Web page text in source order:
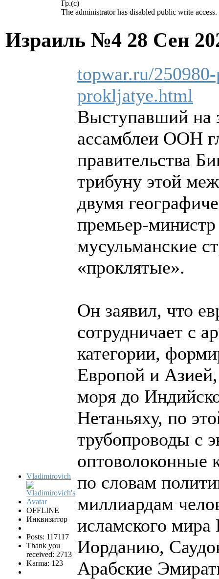
Гр.(с)
The administrator has disabled public write access.
Израиль №4 28 Сен
Vladimirovich
OFFLINE
Инквизитор
Posts: 117117
Thank you
received: 2713
Karma: 123
topwar.ru/
prokljatye.html
Выступавший на
ассамблеи ООН
правительства
трибуну этой
двумя
премьер-
мусульманские
«проклятые».
Он заявил, что
сотрудничает с
категории,
Европой и
моря до
Нетаньяху, по
трубопроводы с
оптоволоконные
по словам
миллиардам
исламского мира
Иорданию,
Арабские